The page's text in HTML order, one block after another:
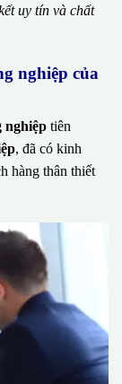
uy tín và chất
nghiệp của
nghiệp tiên
, đã có kinh
hàng thân thiết